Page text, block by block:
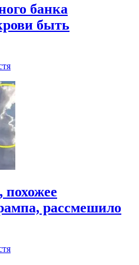
банка
быть
рассмешило